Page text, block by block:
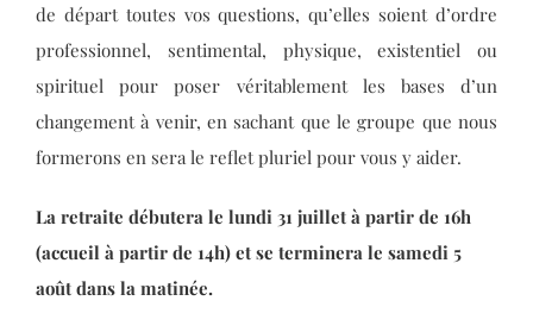
de départ toutes vos questions, qu’elles soient d’ordre
professionnel, sentimental, physique, existentiel ou
spirituel pour poser véritablement les bases d’un
changement à venir, en sachant que le groupe que nous
formerons en sera le reflet pluriel pour vous y aider.
La retraite débutera le lundi 31 juillet à partir de 16h
(accueil à partir de 14h) et se terminera le samedi 5
août dans la matinée.